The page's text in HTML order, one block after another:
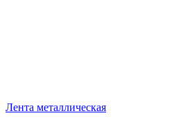
Лента металлическая